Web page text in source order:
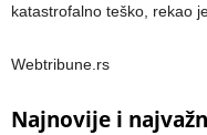
katastrofalno teško, rekao
Webtribune.rs
Najnovije i